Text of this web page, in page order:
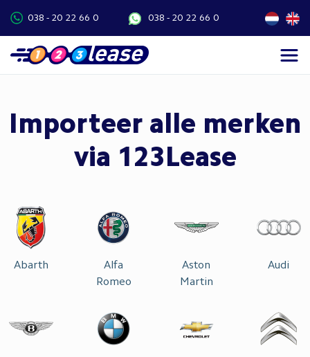
038 - 20 22 66 0 038 - 20 22 66 0
Importeer alle merken
via 123Lease
Abarth
Alfa
Romeo
Aston
Martin
Audi